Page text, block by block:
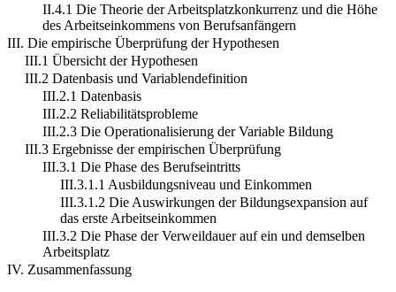
II.4.1 Die Theorie der Arbeitsplatzkonkurrenz und die Höhe
des Arbeitseinkommens von Berufsanfängern
III. Die empirische Überprüfung der Hypothesen
III.1 Übersicht der Hypothesen
III.2 Datenbasis und Variablendefinition
III.2.1 Datenbasis
III.2.2 Reliabilitätsprobleme
III.2.3 Die Operationalisierung der Variable Bildung
III.3 Ergebnisse der empirischen Überprüfung
III.3.1 Die Phase des Berufseintritts
III.3.1.1 Ausbildungsniveau und Einkommen
III.3.1.2 Die Auswirkungen der Bildungsexpansion auf
das erste Arbeitseinkommen
III.3.2 Die Phase der Verweildauer auf ein und demselben
Arbeitsplatz
IV. Zusammenfassung